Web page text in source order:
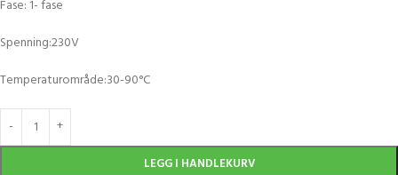
Fase: 1- fase
Spenning:230V
Temperaturområde:30-90°C
LEGG I HANDLEKURV